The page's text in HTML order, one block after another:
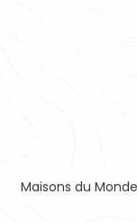
Maisons du